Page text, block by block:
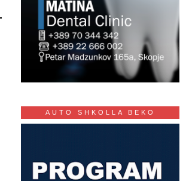
AUTO SHKOLLA BEKO